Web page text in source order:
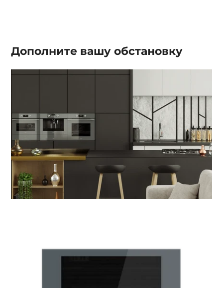
Дополните вашуобстановку